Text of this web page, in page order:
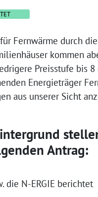
Fernwärme durch
kommen
Preisstufe bis
Energieträger
aus unserer Sicht
Antrag:
die N-ERGIE berichtet